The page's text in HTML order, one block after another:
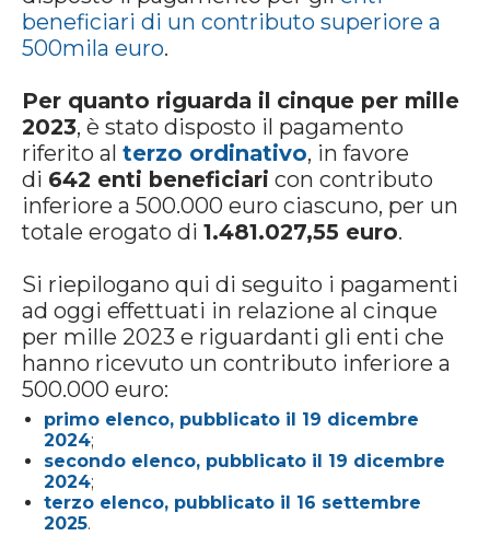
beneficiari di un contributo superiore a
500mila euro.
Per quanto riguarda il cinque per mille
2023, è stato disposto il pagamento
riferito al terzo ordinativo, in favore
di 642 enti beneficiari con contributo
inferiore a 500.000 euro ciascuno, per un
totale erogato di 1.481.027,55 euro.
Si riepilogano qui di seguito i pagamenti
ad oggi effettuati in relazione al cinque
per mille 2023 e riguardanti gli enti che
hanno ricevuto un contributo inferiore a
500.000 euro:
primo elenco, pubblicato il 19 dicembre
2024;
secondo elenco, pubblicato il 19 dicembre
2024;
terzo elenco, pubblicato il 16 settembre
2025.